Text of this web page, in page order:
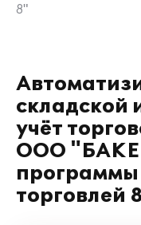
8"
складской
учёт
ООО
торговлей